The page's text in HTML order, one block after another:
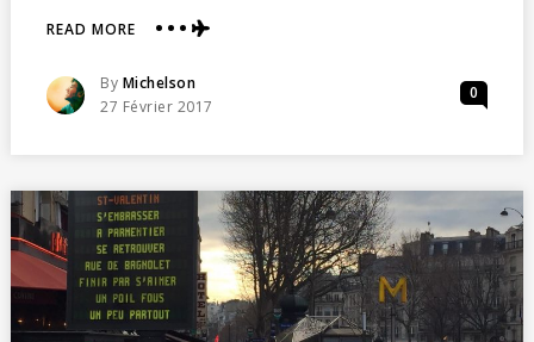
READ MOREABOUT
EM
PARIS
Posted
By Michelson
Posted
27 Février 2017
0